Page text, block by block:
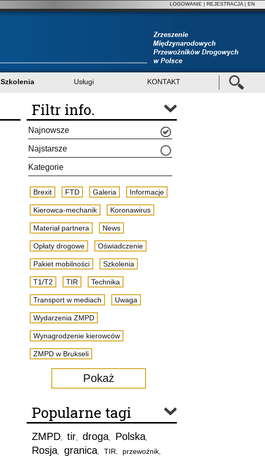
LOGOWANIE | REJESTRACJA | EN
Szkolenia Usługi KONTAKT
Filtr info.
Najnowsze
Najstarsze
Kategorie
Brexit FTD Galeria Informacje
Kierowca-mechanik Koronawirus
Materiał partnera News
Opłaty drogowe Oświadczenie
Pakiet mobilności Szkolenia
T1/T2 TIR Technika
Transport w mediach Uwaga
Wydarzenia ZMPD
Wynagrodzenie kierowców
ZMPD w Brukseli
Pokaż
Popularne tagi
ZMPD, tir, droga, Polska,
Rosja, granica, TIR, przewoźnik,